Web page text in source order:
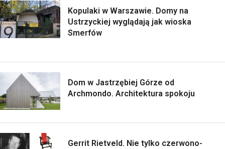
Kopulaki w Warszawie. Domy na
Ustrzyckiej wyglądają jak wioska
Smerfów
Dom w Jastrzębiej Górze od
Archmondo. Architektura spokoju
Gerrit Rietveld. Nie tylko czerwono-